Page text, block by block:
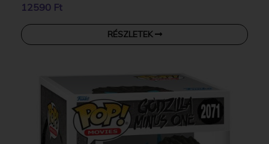
12590 Ft
RÉSZLETEK